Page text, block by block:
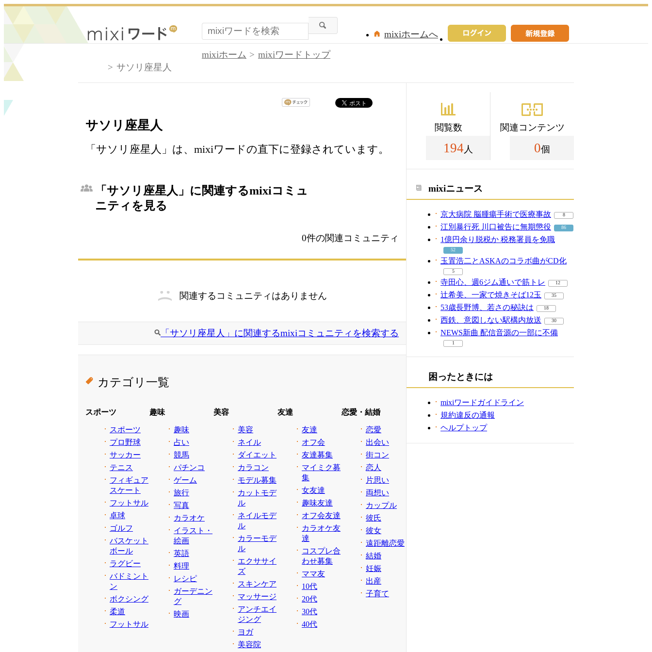
mixiホームへ
mixiホーム
mixiワードトップ
サソリ座星人
サソリ座星人
「サソリ座星人」は、mixiワードの直下に登録されています。
「サソリ座星人」に関連するmixiコミュ
ニティを見る
0件の関連コミュニティ
関連するコミュニティはありません
「サソリ座星人」に関連するmixiコミュニティを検索する
カテゴリ一覧
スポーツ
スポーツ
プロ野球
サッカー
テニス
フィギュア
スケート
フットサル
卓球
ゴルフ
バスケット
ボール
ラグビー
バドミント
ン
ボクシング
柔道
フットサル
趣味
趣味
占い
競馬
パチンコ
ゲーム
旅行
写真
カラオケ
イラスト・
絵画
英語
料理
レシピ
ガーデニン
グ
映画
美容
美容
ネイル
ダイエット
カラコン
モデル募集
カットモデ
ル
ネイルモデ
ル
カラーモデ
ル
エクササイ
ズ
スキンケア
マッサージ
アンチエイ
ジング
ヨガ
美容院
友達
友達
オフ会
友達募集
マイミク募
集
女友達
趣味友達
オフ会友達
カラオケ友
達
コスプレ合
わせ募集
ママ友
10代
20代
30代
40代
恋愛・結婚
恋愛
出会い
街コン
恋人
片思い
両想い
カップル
彼氏
彼女
遠距離恋愛
結婚
妊娠
出産
子育て
閲覧数
194 人
関連コンテンツ
0個
mixiニュース
京大病院 脳腫瘍手術で医療事故 8
江別暴行死 川口被告に無期懲役 86
1億円余り脱税か 税務署員を免職
52
玉置浩二とASKAのコラボ曲がCD化
5
寺田心、週6ジム通いで筋トレ 12
辻希美、一家で焼きそば12玉 35
53歳長野博、若さの秘訣は 18
西鉄、意図しない駅構内放送 30
NEWS新曲 配信音源の一部に不備
1
困ったときには
mixiワードガイドライン
規約違反の通報
ヘルプトップ